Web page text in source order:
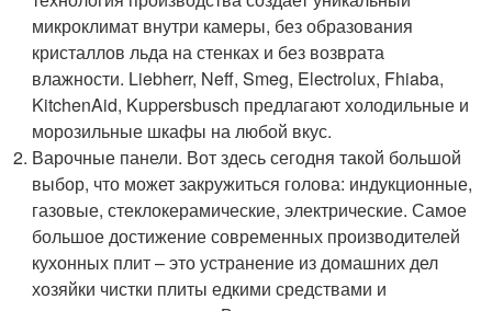
микроклимат внутри камеры, без образования
кристаллов льда на стенках и без возврата
влажности. Liebherr, Neff, Smeg, Electrolux, Fhiaba,
KitchenAid, Kuppersbusch предлагают холодильные и
морозильные шкафы на любой вкус.
Варочные панели. Вот здесь сегодня такой большой
выбор, что может закружиться голова: индукционные,
газовые, стеклокерамические, электрические. Самое
большое достижение современных производителей
кухонных плит – это устранение из домашних дел
хозяйки чистки плиты едкими средствами и